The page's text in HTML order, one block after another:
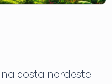
costa nordeste